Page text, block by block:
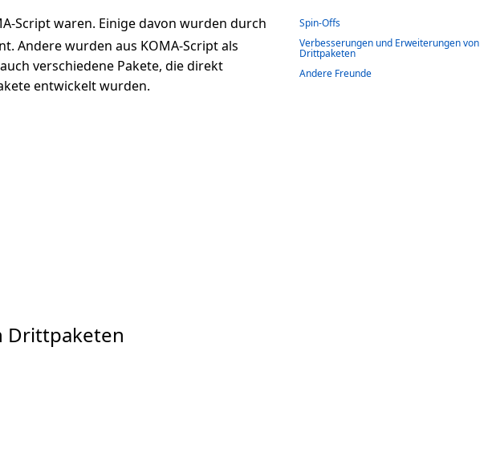
Script waren. Einige davon wurden durch
Andere wurden aus KOMA-Script als
verschiedene Pakete, die direkt
entwickelt wurden.
Drittpaketen
Spin-Offs
Verbesserungen und Erweiterungen von
Drittpaketen
Andere Freunde